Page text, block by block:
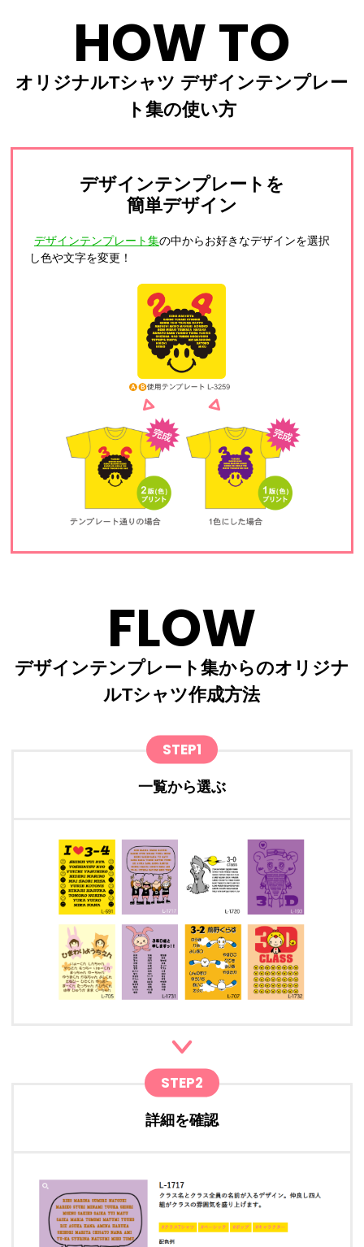
HOW TO
オリジナルTシャツ デザインテンプレー
ト集の使い方
デザインテンプレートを
簡単デザイン
デザインテンプレート集の中からお好きなデザインを選択
し色や文字を変更！
FLOW
デザインテンプレート集からのオリジナ
ルTシャツ作成方法
STEP1
一覧から選ぶ
STEP2
詳細を確認